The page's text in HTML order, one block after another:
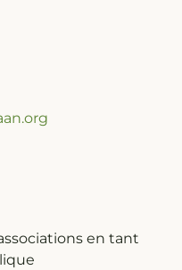
en tant